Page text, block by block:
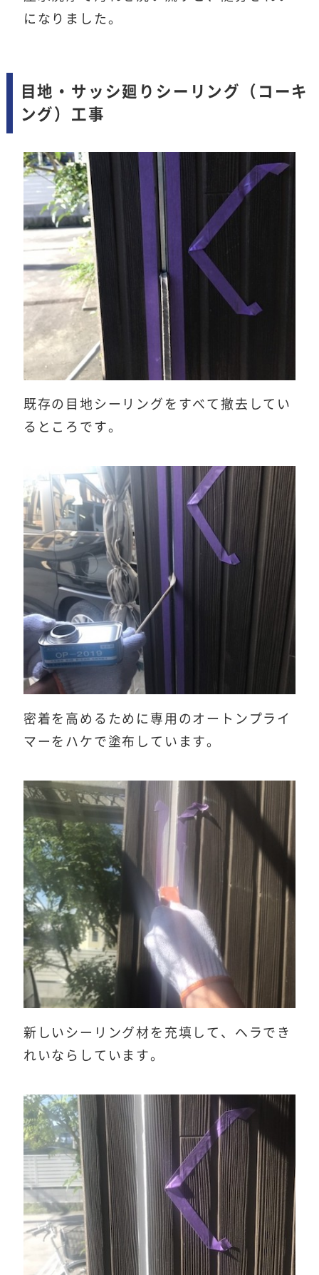
になりました。
目地・サッシ廻りシーリング（コーキ
ング）工事
既存の目地シーリングをすべて撤去してい
るところです。
密着を高めるために専用のオートンプライ
マーをハケで塗布しています。
新しいシーリング材を充填して、ヘラでき
れいならしています。